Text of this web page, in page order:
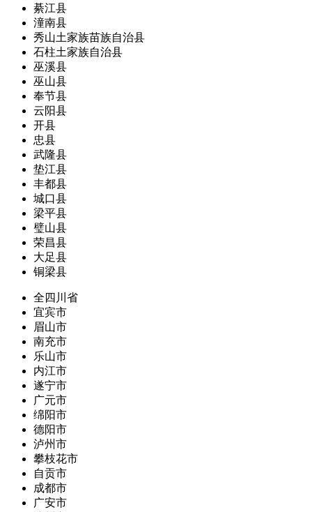
綦江县
潼南县
秀山土家族苗族自治县
石柱土家族自治县
巫溪县
巫山县
奉节县
云阳县
开县
忠县
武隆县
垫江县
丰都县
城口县
梁平县
璧山县
荣昌县
大足县
铜梁县
全四川省
宜宾市
眉山市
南充市
乐山市
内江市
遂宁市
广元市
绵阳市
德阳市
泸州市
攀枝花市
自贡市
成都市
广安市